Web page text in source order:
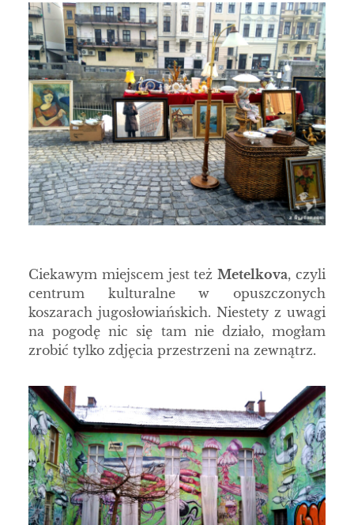
Ciekawym miejscem jest teżMetelkova, czyli
centrum kulturalne w opuszczonych
koszarach jugosłowiańskich. Niestety z uwagi
na pogodę nic się tam nie działo, mogłam
zrobić tylko zdjęcia przestrzeni na zewnątrz.